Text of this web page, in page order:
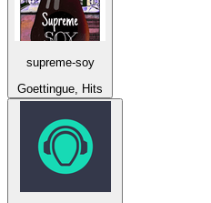
supreme-soy
Goettingue, Hits